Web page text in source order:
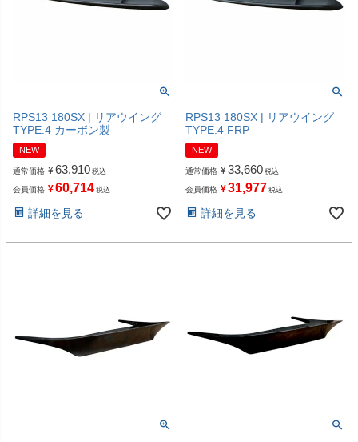
RPS13 180SX | リアウイング
TYPE.4 カーボン製
NEW
通常価格 ¥63,910 税込
会員価格 ¥60,714 税込
詳細を見る
RPS13 180SX | リアウイング
TYPE.4 FRP
NEW
通常価格 ¥33,660 税込
会員価格 ¥31,977 税込
詳細を見る